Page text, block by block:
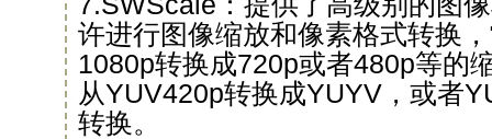
许进行图像缩放和像素格式转换
1080p转换成720p或者480p等的
从YUV420p转换成YUYV，或者
转换。